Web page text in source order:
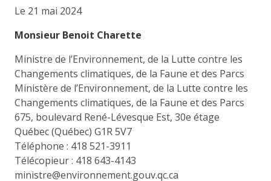
Le 21 mai 2024
Monsieur Benoit Charette
Ministre de l’Environnement, de la Lutte contre les
Changements climatiques, de la Faune et des Parcs
Ministère de l’Environnement, de la Lutte contre les
Changements climatiques, de la Faune et des Parcs
675, boulevard René-Lévesque Est, 30e étage
Québec (Québec) G1R 5V7
Téléphone : 418 521-3911
Télécopieur : 418 643-4143
ministre@environnement.gouv.qc.ca